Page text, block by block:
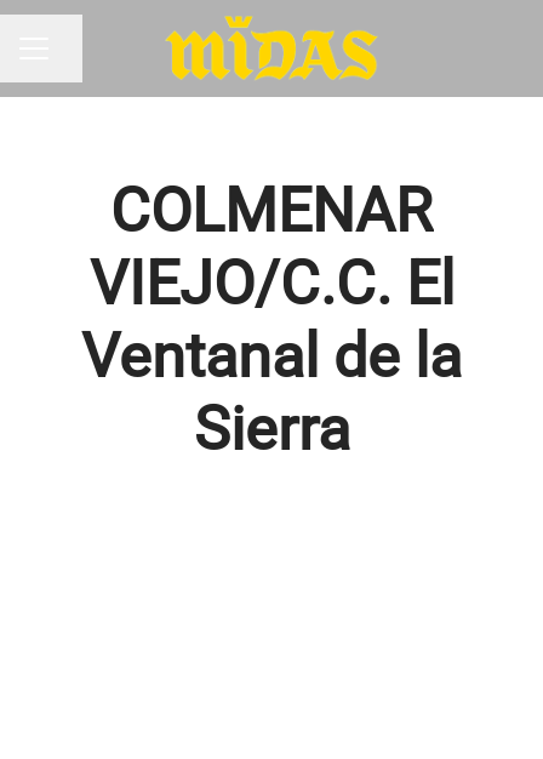
COLMENAR
VIEJO/C.C. El
Ventanal de la
Sierra